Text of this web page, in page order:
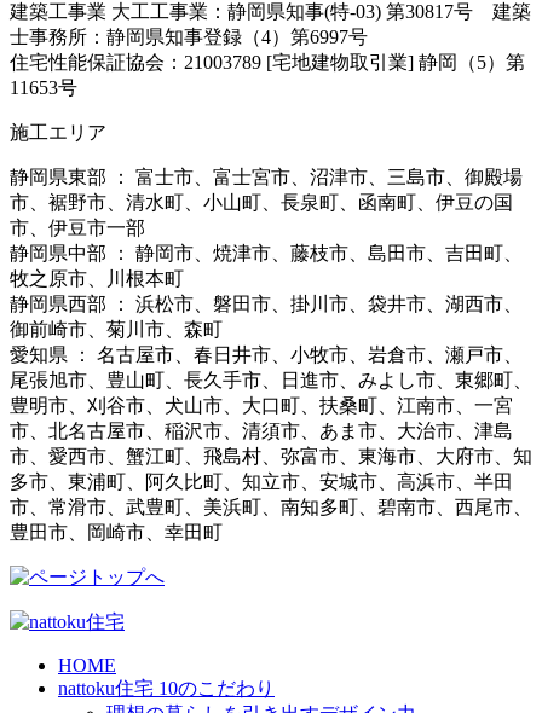
建築工事業 大工工事業：静岡県知事(特-03) 第30817号 建築
士事務所：静岡県知事登録（4）第6997号
住宅性能保証協会：21003789 [宅地建物取引業] 静岡（5）第
11653号
施工エリア
静岡県東部 ： 富士市、富士宮市、沼津市、三島市、御殿場
市、裾野市、清水町、小山町、長泉町、函南町、伊豆の国
市、伊豆市一部
静岡県中部 ： 静岡市、焼津市、藤枝市、島田市、吉田町、
牧之原市、川根本町
静岡県西部 ： 浜松市、磐田市、掛川市、袋井市、湖西市、
御前崎市、菊川市、森町
愛知県 ： 名古屋市、春日井市、小牧市、岩倉市、瀬戸市、
尾張旭市、豊山町、長久手市、日進市、みよし市、東郷町、
豊明市、刈谷市、犬山市、大口町、扶桑町、江南市、一宮
市、北名古屋市、稲沢市、清須市、あま市、大治市、津島
市、愛西市、蟹江町、飛島村、弥富市、東海市、大府市、知
多市、東浦町、阿久比町、知立市、安城市、高浜市、半田
市、常滑市、武豊町、美浜町、南知多町、碧南市、西尾市、
豊田市、岡崎市、幸田町
HOME
nattoku住宅 10のこだわり